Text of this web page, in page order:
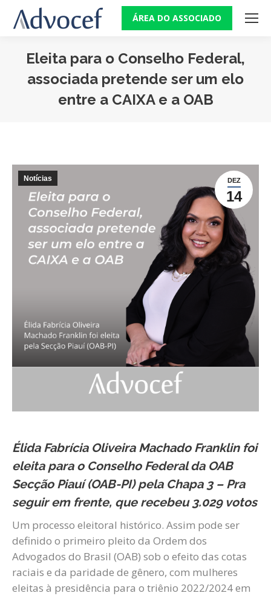
ÁREA DO ASSOCIADO
Eleita para o Conselho Federal,
associada pretende ser um elo
entre a CAIXA e a OAB
DEZ
14
Notícias
Élida Fabrícia Oliveira Machado Franklin foi
eleita para o Conselho Federal da OAB
Secção Piauí (OAB-PI) pela Chapa 3 – Pra
seguir em frente, que recebeu 3.029 votos
Um processo eleitoral histórico. Assim pode ser
definido o primeiro pleito da Ordem dos
Advogados do Brasil (OAB) sob o efeito das cotas
raciais e da paridade de gênero, com mulheres
eleitas à presidência para o triênio 2022/2024 em